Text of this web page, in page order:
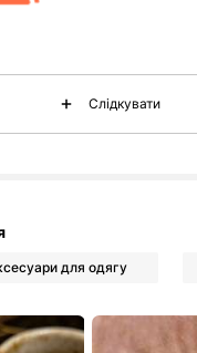
Слідкувати
для одягу